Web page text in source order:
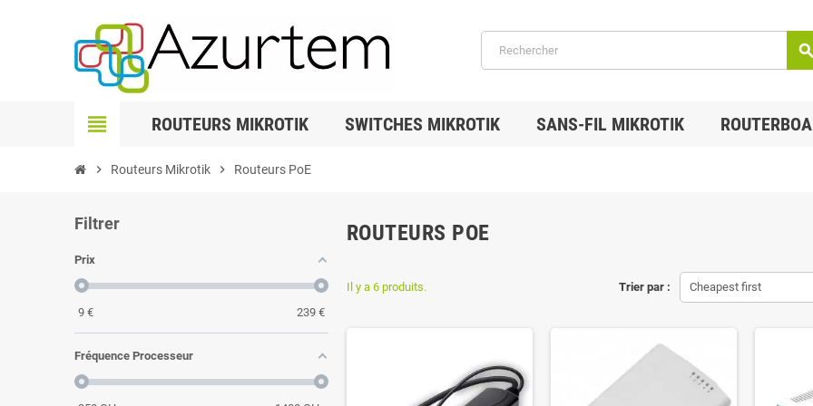
search
view_headline ROUTEURS MIKROTIK SWITCHES MIKROTIK SANS-FIL MIKROTIK
chevron_right Routeurs Mikrotik chevron_right Routeurs PoE
Filtrer
Prix
9 € 239 €
Fréquence Processeur
ROUTEURS POE
Trier par : Cheapest first
Il y a 6 produits.